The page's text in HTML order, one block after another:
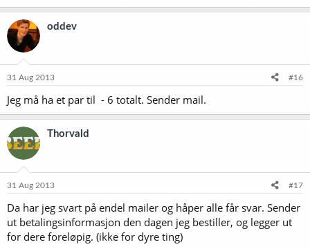
oddev
31 Aug 2013 #16
Jeg må ha et par til - 6 totalt. Sender mail.
Thorvald
31 Aug 2013 #17
Da har jeg svart på endel mailer og håper alle får svar. Sender
ut betalingsinformasjon den dagen jeg bestiller, og legger ut
for dere foreløpig. (ikke for dyre ting)